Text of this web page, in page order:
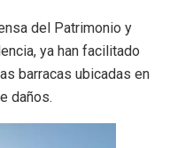
del Patrimonio y
ya han facilitado
barracas ubicadas en
daños.